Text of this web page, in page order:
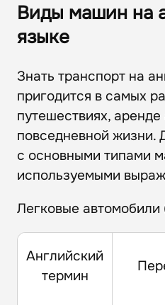
Виды машин на
языке
Знать транспорт на
пригодится в самых
путешествиях,
повседневной жизни.
с основными типами
используемыми
Легковые автомобили
Английский
термин